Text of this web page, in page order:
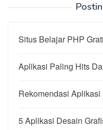
Situs Belajar PHP
Aplikasi Paling Hits
Rekomendasi
5 Aplikasi Desain